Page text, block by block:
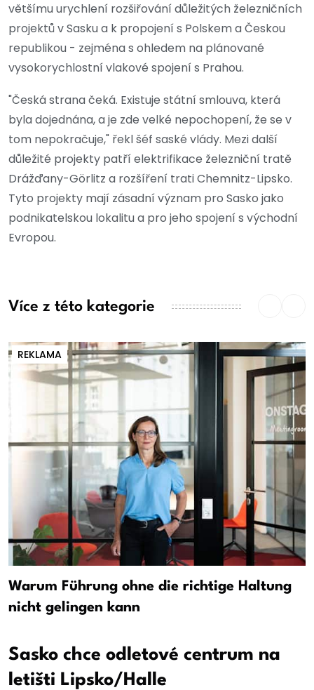
většímu urychlení rozšiřování důležitých železničních
projektů v Sasku a k propojení s Polskem a Českou
republikou - zejména s ohledem na plánované
vysokorychlostní vlakové spojení s Prahou.
"Česká strana čeká. Existuje státní smlouva, která
byla dojednána, a je zde velké nepochopení, že se v
tom nepokračuje," řekl šéf saské vlády. Mezi další
důležité projekty patří elektrifikace železniční tratě
Drážďany-Görlitz a rozšíření trati Chemnitz-Lipsko.
Tyto projekty mají zásadní význam pro Sasko jako
podnikatelskou lokalitu a pro jeho spojení s východní
Evropou.
Více z této kategorie
REKLAMA
Warum Führung ohne die richtige Haltung
nicht gelingen kann
Sasko chce odletové centrum na
letišti Lipsko/Halle